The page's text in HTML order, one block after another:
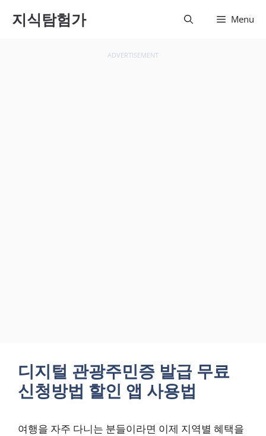
로 건지식탐험가 Menu
ADVERTISEMENT
디지털 관광주민증 발급 무료
신청방법 할인 앱 사용법
여행을 자주 다니는 분들이라면 이제 지역별 혜택을